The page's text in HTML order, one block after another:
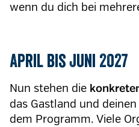
wenn du dich bei
April bis Juni 2027
Nun stehen die
das Gastland und
dem Programm. Viele